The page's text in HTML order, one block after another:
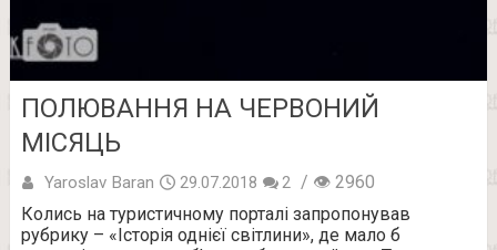
ПОЛЮВАННЯ НА ЧЕРВОНИЙ
МІСЯЦЬ
Yaroslav Baran 29.07.2018 2 / 👁 2960
Колись на туристичному порталі запропонував
рубрику – «Історія однієї світлини», де мало б